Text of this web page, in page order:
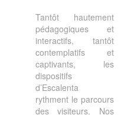
Tantôt hautement
pédagogiques et
interactifs, tantôt
contemplatifs et
captivants, les
dispositifs
d’Escalenta
rythment le parcours
des visiteurs. Nos